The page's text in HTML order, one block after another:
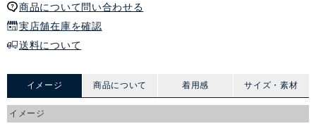
商品について問い合わせる
実店舗在庫を確認
送料について
イメージ 商品について 着用感 サイズ・素材
イメージ